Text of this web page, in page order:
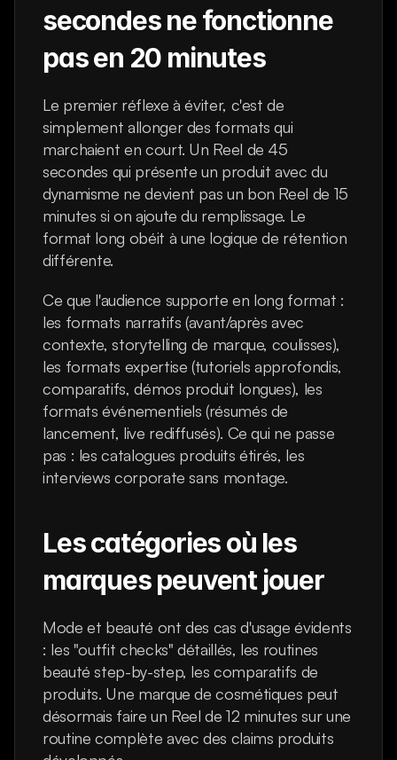
secondes ne fonctionne
pas en 20 minutes
Le premier réflexe à éviter, c'est de
simplement allonger des formats qui
marchaient en court. Un Reel de 45
secondes qui présente un produit avec du
dynamisme ne devient pas un bon Reel de 15
minutes si on ajoute du remplissage. Le
format long obéit à une logique de rétention
différente.
Ce que l'audience supporte en long format :
les formats narratifs (avant/après avec
contexte, storytelling de marque, coulisses),
les formats expertise (tutoriels approfondis,
comparatifs, démos produit longues), les
formats événementiels (résumés de
lancement, live rediffusés). Ce qui ne passe
pas : les catalogues produits étirés, les
interviews corporate sans montage.
Les catégories où les
marques peuvent jouer
Mode et beauté ont des cas d'usage évidents
: les "outfit checks" détaillés, les routines
beauté step-by-step, les comparatifs de
produits. Une marque de cosmétiques peut
désormais faire un Reel de 12 minutes sur une
routine complète avec des claims produits